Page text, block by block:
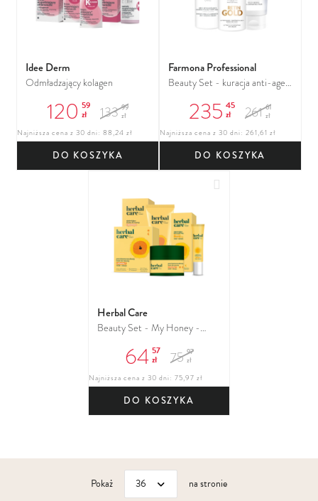
Idee Derm
Odmładzający kolagen
120 59
zł 133 99
zł
Najniższa cena z 30 dni: 88,24 zł
DO KOSZYKA
Farmona Professional
Beauty Set - kuracja anti-age
235 45
zł 261 61
zł
Najniższa cena z 30 dni: 261,61 zł
DO KOSZYKA
Herbal Care
Beauty Set - My Honey -
64 57
zł 75 97
zł
Najniższa cena z 30 dni: 75,97 zł
DO KOSZYKA
Pokaż na stronie